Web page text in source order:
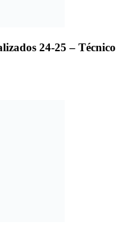
24-25 – Técnico